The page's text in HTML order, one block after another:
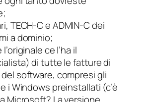
TECH-C e ADMIN-C dei
a dominio;
ce l’ha il
di tutte le fatture di
software, compresi gli
i Windows preinstallati (c’è